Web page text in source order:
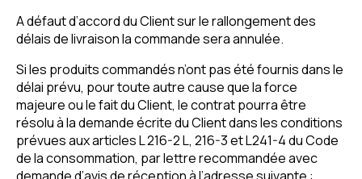
A défaut d’accord du Client sur le rallongement des
délais de livraison la commande sera annulée.
Si les produits commandés n’ont pas été fournis dans le
délai prévu, pour toute autre cause que la force
majeure ou le fait du Client, le contrat pourra être
résolu à la demande écrite du Client dans les conditions
prévues aux articles L 216-2 L, 216-3 et L241-4 du Code
de la consommation, par lettre recommandée avec